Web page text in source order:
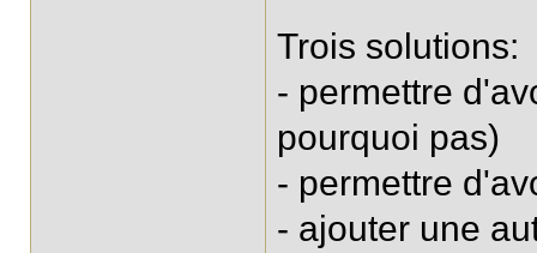
Trois solutions:
- permettre
pourquoi pas)
- permettre
- ajouter une